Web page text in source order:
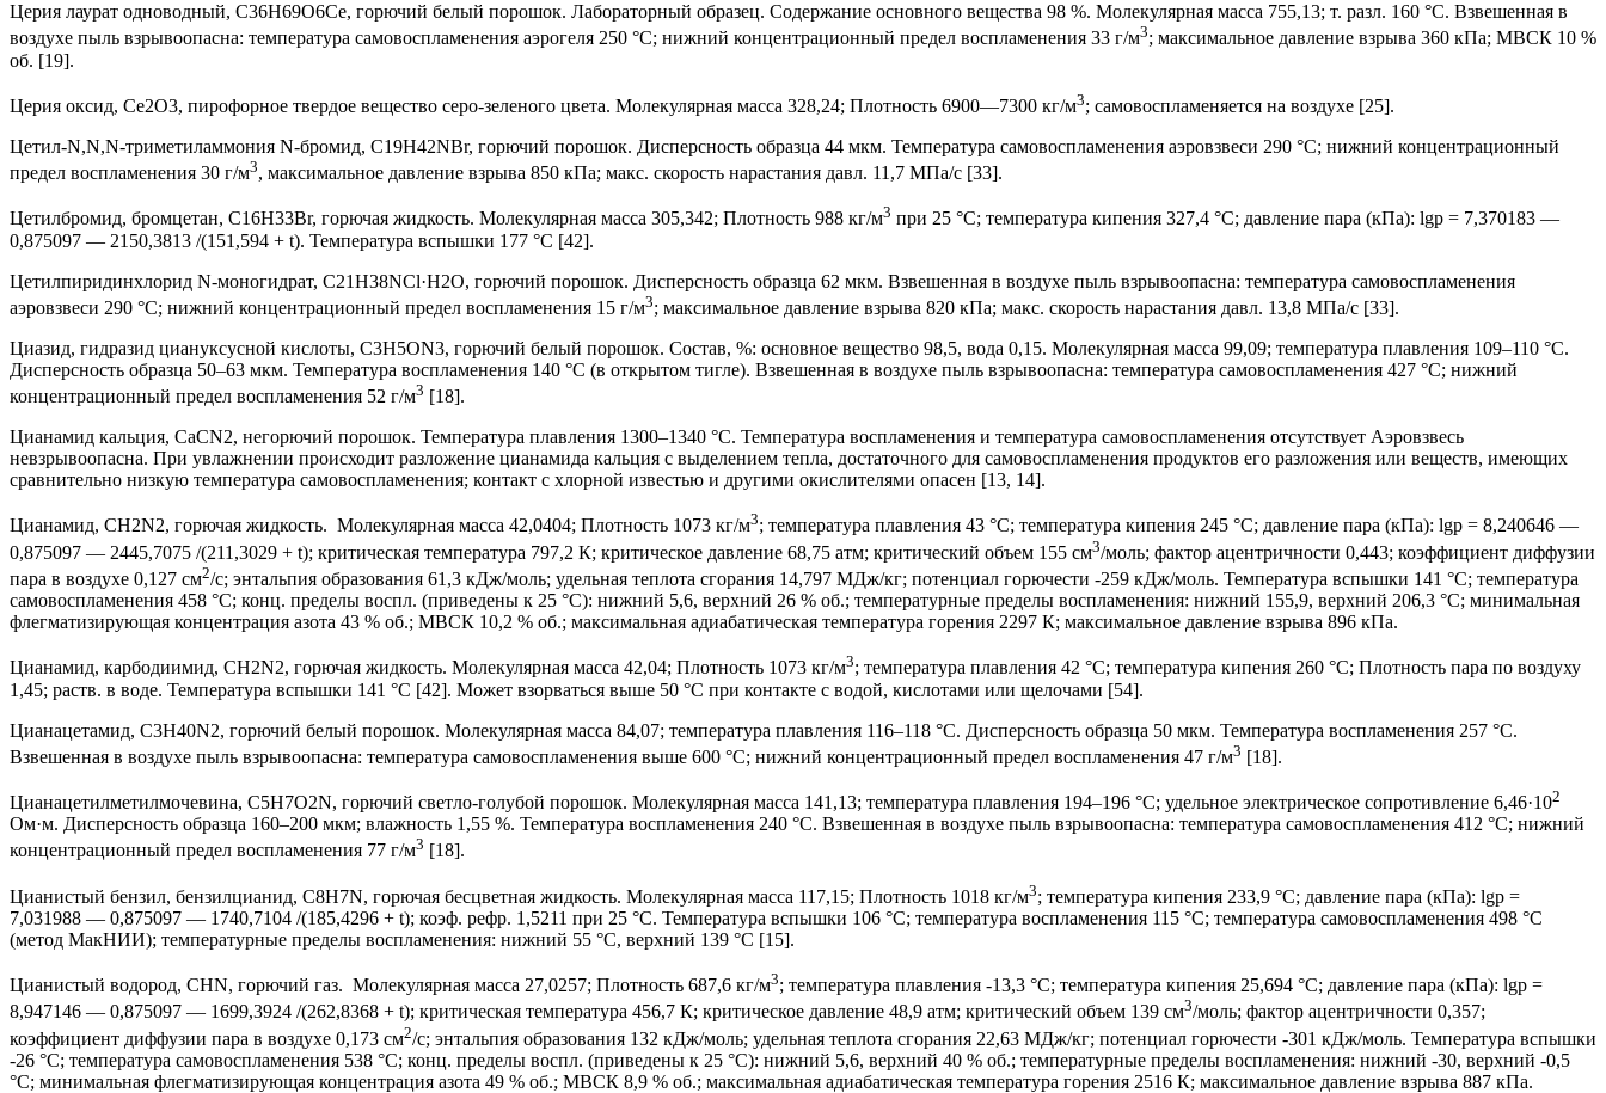
Церия лаурат одноводный, C36H69O6Ce, горючий белый порошок. Лабораторный образец. Содержание основного вещества 98 %. Молекулярная масса 755,13; т. разл. 160 °С. Взвешенная в
воздухе пыль взрывоопасна: температура самовоспламенения аэрогеля 250 °С; нижний концентрационный предел воспламенения 33 г/м3; максимальное давление взрыва 360 кПа; МВСК 10 %
об. [19].
Церия оксид, Ce2O3, пирофорное твердое вещество серо-зеленого цвета. Молекулярная масса 328,24; Плотность 6900—7300 кг/м3; самовоспламеняется на воздухе [25].
Цетил-N,N,N-триметиламмония N-бромид, C19H42NBr, горючий порошок. Дисперсность образца 44 мкм. Температура самовоспламенения аэровзвеси 290 °С; нижний концентрационный
предел воспламенения 30 г/м3, максимальное давление взрыва 850 кПа; макс. скорость нарастания давл. 11,7 МПа/с [33].
Цетилбромид, бромцетан, C16H33Br, горючая жидкость. Молекулярная масса 305,342; Плотность 988 кг/м3 при 25 °С; температура кипения 327,4 °С; давление пара (кПа): lgp = 7,370183 —
0,875097 — 2150,3813 /(151,594 + t). Температура вспышки 177 °С [42].
Цетилпиридинхлорид N-моногидрат, C21H38NCl·H2O, горючий порошок. Дисперсность образца 62 мкм. Взвешенная в воздухе пыль взрывоопасна: температура самовоспламенения
аэровзвеси 290 °С; нижний концентрационный предел воспламенения 15 г/м3; максимальное давление взрыва 820 кПа; макс. скорость нарастания давл. 13,8 МПа/с [33].
Циазид, гидразид циануксусной кислоты, C3H5ON3, горючий белый порошок. Состав, %: основное вещество 98,5, вода 0,15. Молекулярная масса 99,09; температура плавления 109–110 °С.
Дисперсность образца 50–63 мкм. Температура воспламенения 140 °С (в открытом тигле). Взвешенная в воздухе пыль взрывоопасна: температура самовоспламенения 427 °С; нижний
концентрационный предел воспламенения 52 г/м3 [18].
Цианамид кальция, CaCN2, негорючий порошок. Температура плавления 1300–1340 °С. Температура воспламенения и температура самовоспламенения отсутствует Аэровзвесь
невзрывоопасна. При увлажнении происходит разложение цианамида кальция с выделением тепла, достаточного для самовоспламенения продуктов его разложения или веществ, имеющих
сравнительно низкую температура самовоспламенения; контакт с хлорной известью и другими окислителями опасен [13, 14].
Цианамид, CH2N2, горючая жидкость. Молекулярная масса 42,0404; Плотность 1073 кг/м3; температура плавления 43 °С; температура кипения 245 °С; давление пара (кПа): lgp = 8,240646 —
0,875097 — 2445,7075 /(211,3029 + t); критическая температура 797,2 К; критическое давление 68,75 атм; критический объем 155 см3/моль; фактор ацентричности 0,443; коэффициент диффузии
пара в воздухе 0,127 см2/с; энтальпия образования 61,3 кДж/моль; удельная теплота сгорания 14,797 МДж/кг; потенциал горючести -259 кДж/моль. Температура вспышки 141 °С; температура
самовоспламенения 458 °С; конц. пределы воспл. (приведены к 25 °С): нижний 5,6, верхний 26 % об.; температурные пределы воспламенения: нижний 155,9, верхний 206,3 °С; минимальная
флегматизирующая концентрация азота 43 % об.; МВСК 10,2 % об.; максимальная адиабатическая температура горения 2297 К; максимальное давление взрыва 896 кПа.
Цианамид, карбодиимид, CH2N2, горючая жидкость. Молекулярная масса 42,04; Плотность 1073 кг/м3; температура плавления 42 °С; температура кипения 260 °С; Плотность пара по воздуху
1,45; раств. в воде. Температура вспышки 141 °С [42]. Может взорваться выше 50 °С при контакте с водой, кислотами или щелочами [54].
Цианацетамид, C3H40N2, горючий белый порошок. Молекулярная масса 84,07; температура плавления 116–118 °С. Дисперсность образца 50 мкм. Температура воспламенения 257 °С.
Взвешенная в воздухе пыль взрывоопасна: температура самовоспламенения выше 600 °С; нижний концентрационный предел воспламенения 47 г/м3 [18].
Цианацетилметилмочевина, C5H7O2N, горючий светло-голубой порошок. Молекулярная масса 141,13; температура плавления 194–196 °С; удельное электрическое сопротивление 6,46·102
Ом·м. Дисперсность образца 160–200 мкм; влажность 1,55 %. Температура воспламенения 240 °С. Взвешенная в воздухе пыль взрывоопасна: температура самовоспламенения 412 °С; нижний
концентрационный предел воспламенения 77 г/м3 [18].
Цианистый бензил, бензилцианид, C8H7N, горючая бесцветная жидкость. Молекулярная масса 117,15; Плотность 1018 кг/м3; температура кипения 233,9 °С; давление пара (кПа): lgp =
7,031988 — 0,875097 — 1740,7104 /(185,4296 + t); коэф. рефр. 1,5211 при 25 °С. Температура вспышки 106 °С; температура воспламенения 115 °С; температура самовоспламенения 498 °С
(метод МакНИИ); температурные пределы воспламенения: нижний 55 °С, верхний 139 °С [15].
Цианистый водород, CHN, горючий газ. Молекулярная масса 27,0257; Плотность 687,6 кг/м3; температура плавления -13,3 °С; температура кипения 25,694 °С; давление пара (кПа): lgp =
8,947146 — 0,875097 — 1699,3924 /(262,8368 + t); критическая температура 456,7 К; критическое давление 48,9 атм; критический объем 139 см3/моль; фактор ацентричности 0,357;
коэффициент диффузии пара в воздухе 0,173 см2/с; энтальпия образования 132 кДж/моль; удельная теплота сгорания 22,63 МДж/кг; потенциал горючести -301 кДж/моль. Температура вспышки
-26 °С; температура самовоспламенения 538 °С; конц. пределы воспл. (приведены к 25 °С): нижний 5,6, верхний 40 % об.; температурные пределы воспламенения: нижний -30, верхний -0,5
°С; минимальная флегматизирующая концентрация азота 49 % об.; МВСК 8,9 % об.; максимальная адиабатическая температура горения 2516 К; максимальное давление взрыва 887 кПа.